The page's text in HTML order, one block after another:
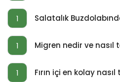
1 Salatalık
1 Migren nedir ve nasıl
1 Fırın içi en kolay